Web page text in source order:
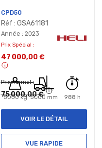
CPD50
Réf : GSA61181
Année : 2023
Prix Spécial
47 000,00 €
Prix normal
75 000,00 €
5000 kg 5000 mm 988 h
VOIR LE DÉTAIL
VUE RAPIDE